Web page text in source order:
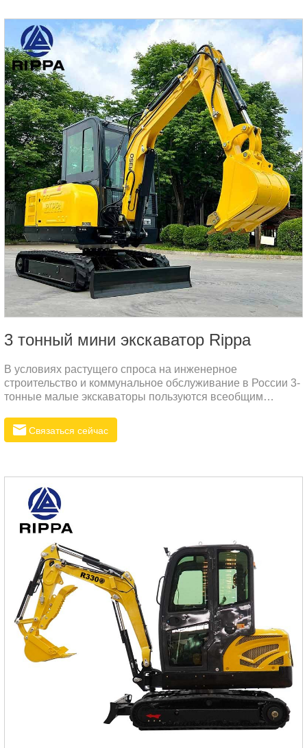
3 тонный мини экскаватор Rippa
В условиях растущего спроса на инженерное
строительство и коммунальное обслуживание в России 3-
тонные малые экскаваторы пользуются всеобщим
Связаться сейчас